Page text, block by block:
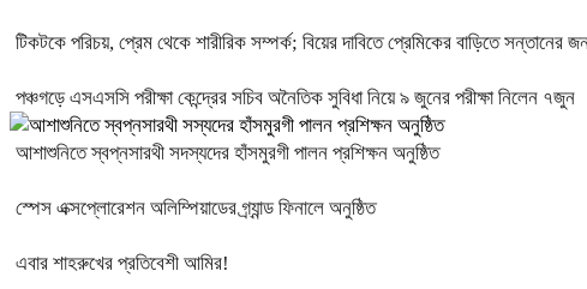
টিকটকে পরিচয়, প্রেম থেকে শারীরিক সম্পর্ক; বিয়ের দাবিতে প্রেমিকের বাড়িতে সন্তানের
পঞ্চগড়ে এসএসসি পরীক্ষা কেন্দ্রের সচিব অনৈতিক সুবিধা নিয়ে ৯ জুনের পরীক্ষা নিলেন ৭জুন
আশাশুনিতে স্বপ্নসারথী সদস্যদের হাঁসমুরগী পালন প্রশিক্ষন অনুষ্ঠিত
স্পেস এক্সপ্লোরেশন অলিম্পিয়াডের গ্র্যান্ড ফিনালে অনুষ্ঠিত
এবার শাহরুখের প্রতিবেশী আমির!